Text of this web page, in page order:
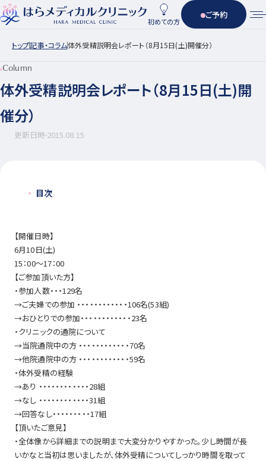
初めての方
ご予約
トップ記事・コラム体外受精説明会レポート（8月15日(土)開催分）
Column
体外受精説明会レポート（8月15日(土)開
催分）
更新日時2015.08.15
目次
【開催日時】
6月10日(土)
15：00～17：00
【ご参加頂いた方】
・参加人数・・・129名
→ご夫婦での参加 ・・・・・・・・・・・・106名(53組)
→おひとりでの参加・・・・・・・・・・・・23名
・クリニックの通院について
→当院通院中の方 ・・・・・・・・・・・・70名
→他院通院中の方 ・・・・・・・・・・・・59名
・体外受精の経験
→あり ・・・・・・・・・・・・28組
→なし ・・・・・・・・・・・・31組
→回答なし・・・・・・・・・17組
【頂いたご意見】
・全体像から詳細までの説明まで大変分かりやすかった。少し時間が長
いかなと当初は思いましたが、体外受精についてしっかり時間を取って